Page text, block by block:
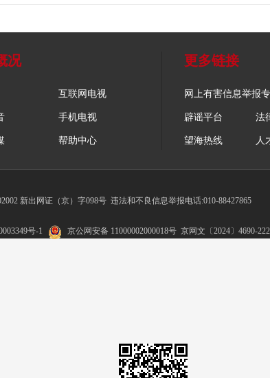
况
互联网电视
手机电视
帮助中心
更多链接
网上有害信息举报
辟谣平台 法
望海热线 人
新出网证（京）字098号 违法和不良信息举报电话:010-88427865
号-1 京公网安备 11000002000018号 京网文〔2024〕4690-